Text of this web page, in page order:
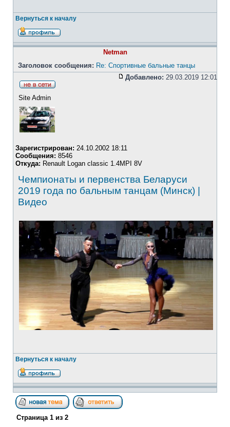
Вернуться к началу
Netman
Заголовок сообщения: Re: Спортивные бальные танцы
Добавлено: 29.03.2019 12:01
Site Admin
Зарегистрирован: 24.10.2002 18:11
Сообщения: 8546
Откуда: Renault Logan classic 1.4MPI 8V
Чемпионаты и первенства Беларуси
2019 года по бальным танцам (Минск) |
Видео
Вернуться к началу
Страница 1 из 2